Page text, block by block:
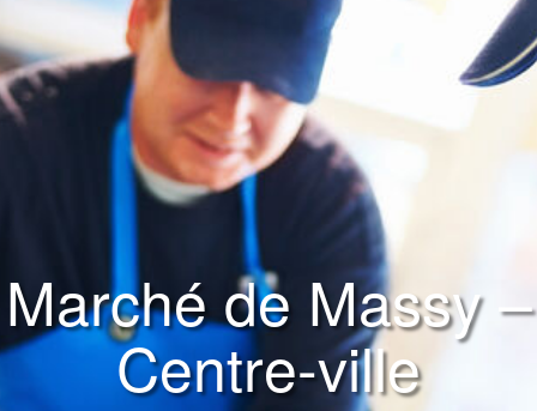
Marché de Massy –
Centre-ville